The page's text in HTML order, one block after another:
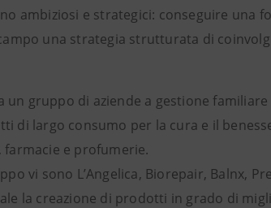
ambiziosi e strategici: conseguire una
una strategia strutturata di
un gruppo di aziende a gestione
di largo consumo per la cura e il
e profumerie.
vi sono L’Angelica, Biorepair, Balnx,
la creazione di prodotti in grado di